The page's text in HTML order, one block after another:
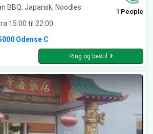
BBQ, Japansk, Noodles
15:00 til 22:00
1 People
Odense C
Ring og bestil